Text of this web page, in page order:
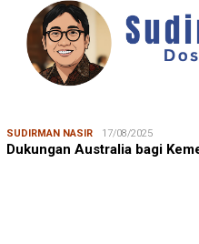
SUDIRMAN NASIR 17/08/2025
Dukungan Australia bagi